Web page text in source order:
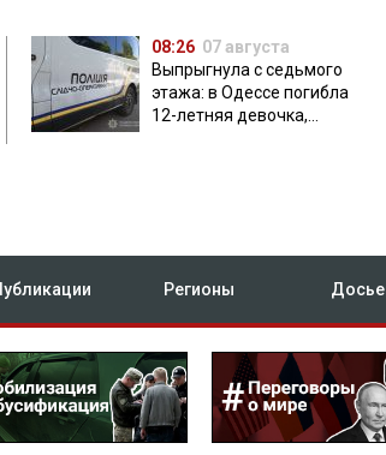
08:26 07 августа
Выпрыгнула с седьмого
этажа: в Одессе погибла
12-летняя девочка,
Регионы Досье